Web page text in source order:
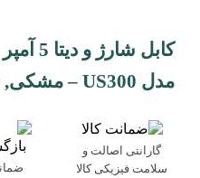
مدل US300 – مشکی, 2-متر
گارانتی اصالت و
سلامت فیزیکی کالا